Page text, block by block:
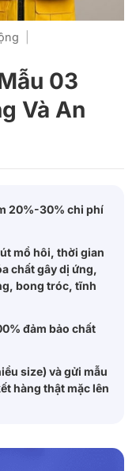
03
Và An
20%-30% chi phí
mồ hôi, thời gian
chất gây dị ứng,
bong tróc, tĩnh
đảm bảo chất
size) và gửi mẫu
hàng thật mặc lên